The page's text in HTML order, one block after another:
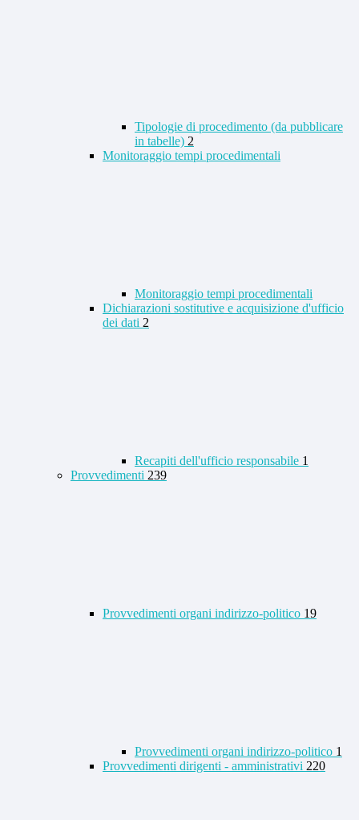
Tipologie di procedimento (da pubblicare
in tabelle) 2
Monitoraggio tempi procedimentali
Monitoraggio tempi procedimentali
Dichiarazioni sostitutive e acquisizione d'ufficio
dei dati 2
Recapiti dell'ufficio responsabile 1
Provvedimenti 239
Provvedimenti organi indirizzo-politico 19
Provvedimenti organi indirizzo-politico 1
Provvedimenti dirigenti - amministrativi 220